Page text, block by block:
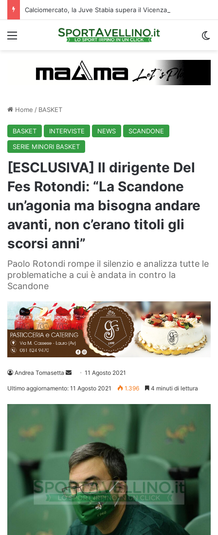
Menu
Home / BASKET
BASKET INTERVISTE NEWS
SCANDONE
SERIE MINORI BASKET
[ESCLUSIVA] Il dirigente Del
Fes Rotondi: “La Scandone
un’agonia ma bisogna andare
avanti, non c’erano titoli gli
scorsi anni”
Paolo Rotondi rompe il silenzio e analizza tutte le
problematiche a cui è andata in contro la
Scandone
Andrea Tomasetta
Invia 11 Agosto 2021
Ultimo aggiornamento: 11 Agosto 2021 1.396 4 minuti di lettura